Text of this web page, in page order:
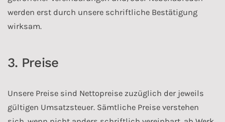
werden erst durch unsere schriftliche Bestätigung
wirksam.
3. Preise
Unsere Preise sind Nettopreise zuzüglich der jeweils
gültigen Umsatzsteuer. Sämtliche Preise verstehen